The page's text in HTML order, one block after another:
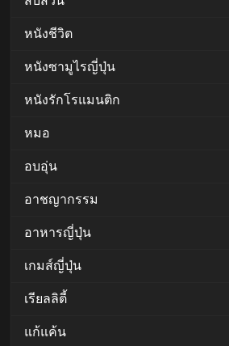
หนังชีวิต
หนังซามูไรญี่ปุ่น
หนังรักโรแมนติก
หมอ
อบอุ่น
อาชญากรรม
อาหารญี่ปุ่น
เกมส์ญี่ปุ่น
เรียลลิตี้
แก้แค้น